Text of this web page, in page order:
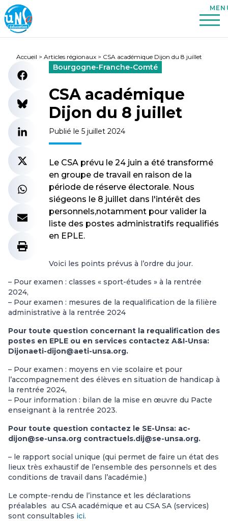
Accueil > Articles régionaux > CSA académique Dijon du 8 juillet
Bourgogne-Franche-Comté
CSA académique
Dijon du 8 juillet
Publié le 5 juillet 2024
Le CSA prévu le 24 juin a été transformé
en groupe de travail en raison de la
période de réserve électorale. Nous
siégeons le 8 juillet dans l'intérêt des
personnels,notamment pour valider la
liste des postes administratifs requalifiés
en EPLE.
Voici les points prévus à l’ordre du jour.
– Pour examen : classes « sport-études » à la rentrée
2024,
– Pour examen : mesures de la requalification de la filière
administrative à la rentrée 2024
Pour toute question concernant la requalification des
postes en EPLE ou en services contactez A&I-Unsa:
Dijonaeti-dijon@aeti-unsa.org.
– Pour examen : moyens en vie scolaire et pour
l’accompagnement des élèves en situation de handicap à
la rentrée 2024,
– Pour information : bilan de la mise en œuvre du Pacte
enseignant à la rentrée 2023.
Pour toute question contactez le SE-Unsa: ac-
dijon@se-unsa.org contractuels.dij@se-unsa.org.
– le rapport social unique (qui permet de faire un état des
lieux très exhaustif de l’ensemble des personnels et des
conditions de travail dans l’académie.)
Le compte-rendu de l’instance et les déclarations
préalables au CSA académique et au CSA SA (services)
sont consultables ici.